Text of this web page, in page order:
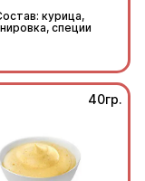
курица,
специи
40гр.